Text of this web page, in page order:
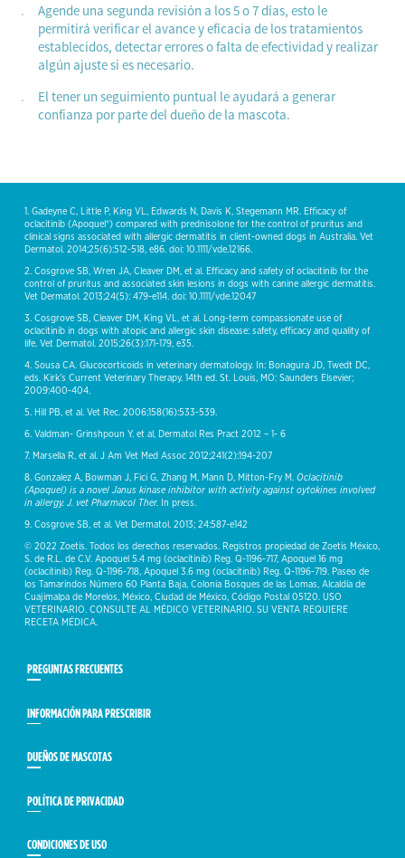
Agende una segunda revisión a los 5 o 7 días, esto le
permitirá verificar el avance y eficacia de los tratamientos
establecidos, detectar errores o falta de efectividad y realizar
algún ajuste si es necesario.
El tener un seguimiento puntual le ayudará a generar
confianza por parte del dueño de la mascota.
1. Gadeyne C, Little P, King VL, Edwards N, Davis K, Stegemann MR. Efficacy of
oclacitinib (Apoquel®) compared with prednisolone for the control of pruritus and
clinical signs associated with allergic dermatitis in client-owned dogs in Australia. Vet
Dermatol. 2014;25(6):512-518, e86. doi: 10.1111/vde.12166.
2. Cosgrove SB, Wren JA, Cleaver DM, et al. Efficacy and safety of oclacitinib for the
control of pruritus and associated skin lesions in dogs with canine allergic dermatitis.
Vet Dermatol. 2013;24(5): 479-e114. doi: 10.1111/vde.12047
3. Cosgrove SB, Cleaver DM, King VL, et al. Long-term compassionate use of
oclacitinib in dogs with atopic and allergic skin disease: safety, efficacy and quality of
life. Vet Dermatol. 2015;26(3):171-179, e35.
4. Sousa CA. Glucocorticoids in veterinary dermatology. In: Bonagura JD, Twedt DC,
eds. Kirk’s Current Veterinary Therapy. 14th ed. St. Louis, MO: Saunders Elsevier;
2009:400-404.
5. Hill PB, et al. Vet Rec. 2006;158(16):533-539.
6. Valdman- Grinshpoun Y. et al, Dermatol Res Pract 2012 – 1- 6
7. Marsella R, et al. J Am Vet Med Assoc 2012;241(2):194-207
8. Gonzalez A, Bowman J, Fici G, Zhang M, Mann D, Mitton-Fry M. Oclacitinib
(Apoquel) is a novel Janus kinase inhibitor with activity against oytokines involved
in allergy. J. vet Pharmacol Ther. In press.
9. Cosgrove SB, et al. Vet Dermatol. 2013; 24:587-e142
© 2022 Zoetis. Todos los derechos reservados. Registros propiedad de Zoetis México,
S. de R.L. de C.V. Apoquel 5.4 mg (oclacitinib) Reg. Q-1196-717, Apoquel 16 mg
(oclacitinib) Reg. Q-1196-718, Apoquel 3.6 mg (oclacitinib) Reg. Q-1196-719. Paseo de
los Tamarindos Número 60 Planta Baja, Colonia Bosques de las Lomas, Alcaldía de
Cuajimalpa de Morelos, México, Ciudad de México, Código Postal 05120. USO
VETERINARIO. CONSULTE AL MÉDICO VETERINARIO. SU VENTA REQUIERE
RECETA MÉDICA.
PREGUNTAS FRECUENTES
INFORMACIÓN PARA PRESCRIBIR
DUEÑOS DE MASCOTAS
POLÍTICA DE PRIVACIDAD
CONDICIONES DE USO